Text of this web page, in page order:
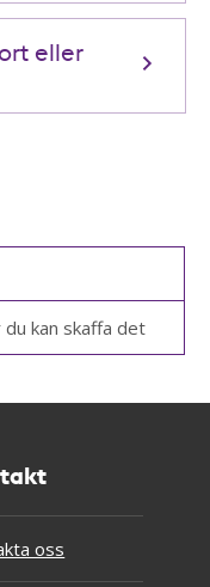
eller
kan skaffa det
oss